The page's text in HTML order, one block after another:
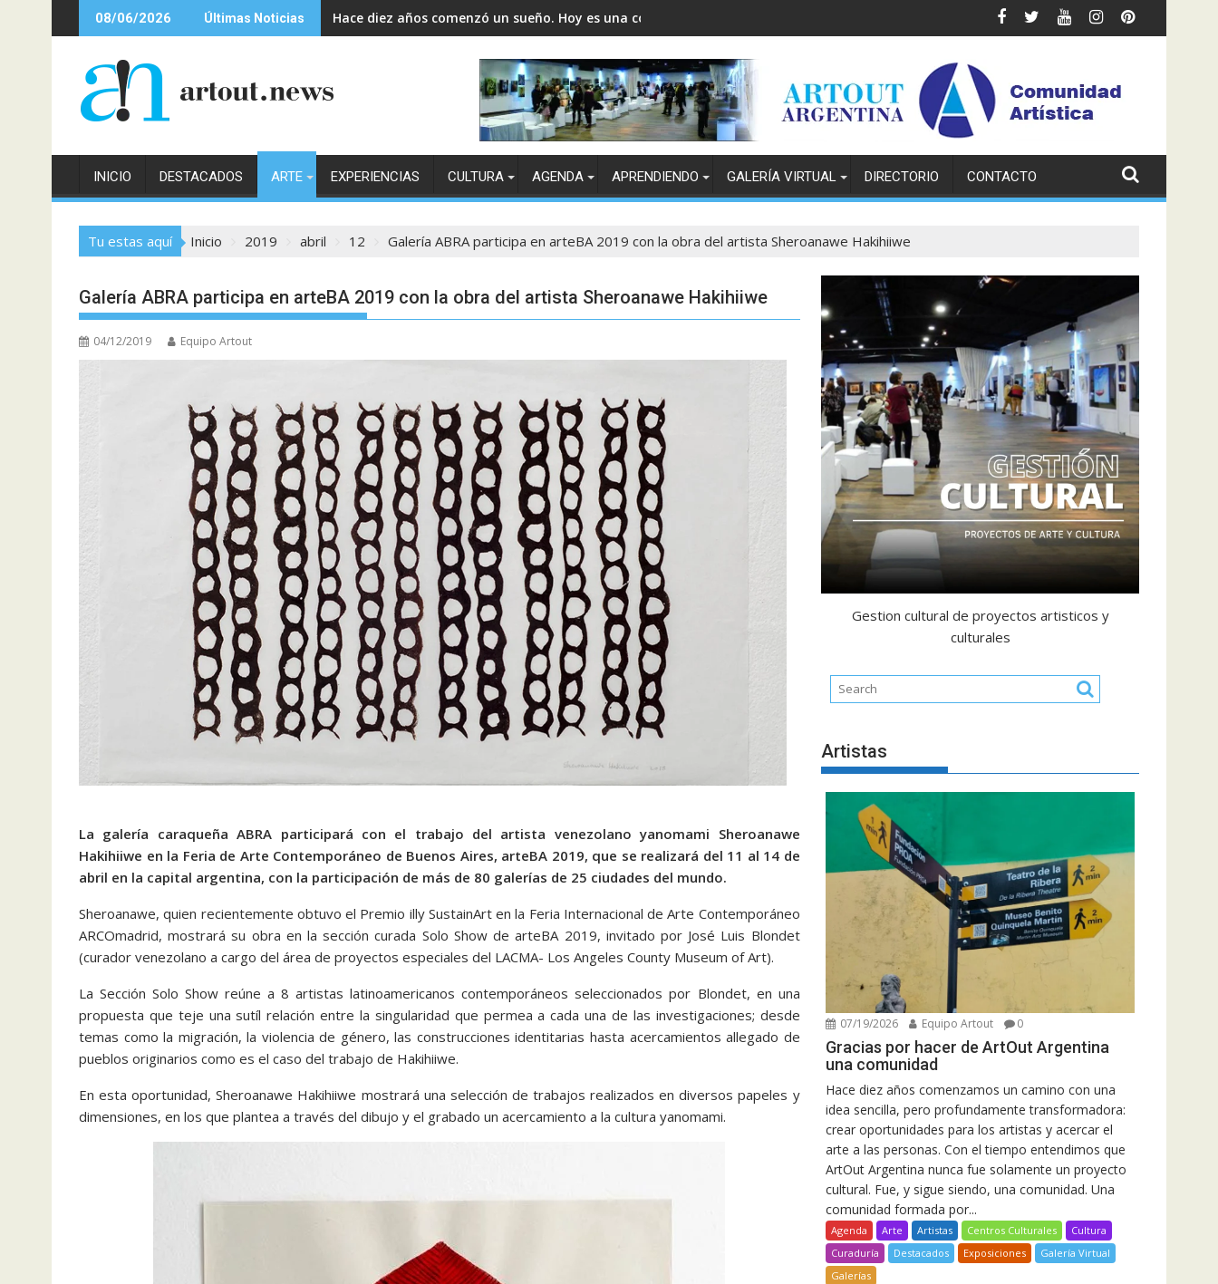
al
08/06/2026 Últimas Noticias Hace diez años comenzó un sueño. Hoy es una comunidad.
INICIO DESTACADOS ARTE EXPERIENCIAS CULTURA AGENDA APRENDIENDO GALERÍA VIRTUAL DIRECTORIO CONTACTO
Tu estas aquí Inicio 2019 abril 12 Galería ABRA participa en arteBA 2019 con la obra del artista Sheroanawe Hakihiiwe
Galería ABRA participa en arteBA 2019 con la obra del artista Sheroanawe Hakihiiwe
04/12/2019 Equipo Artout
La galería caraqueña ABRA participará con el trabajo del artista venezolano yanomami Sheroanawe
Hakihiiwe en la Feria de Arte Contemporáneo de Buenos Aires, arteBA 2019, que se realizará del 11 al 14 de
abril en la capital argentina, con la participación de más de 80 galerías de 25 ciudades del mundo.
Sheroanawe, quien recientemente obtuvo el Premio illy SustainArt en la Feria Internacional de Arte Contemporáneo
ARCOmadrid, mostrará su obra en la sección curada Solo Show de arteBA 2019, invitado por José Luis Blondet
(curador venezolano a cargo del área de proyectos especiales del LACMA- Los Angeles County Museum of Art).
La Sección Solo Show reúne a 8 artistas latinoamericanos contemporáneos seleccionados por Blondet, en una
propuesta que teje una sutíl relación entre la singularidad que permea a cada una de las investigaciones; desde
temas como la migración, la violencia de género, las construcciones identitarias hasta acercamientos allegado de
pueblos originarios como es el caso del trabajo de Hakihiiwe.
En esta oportunidad, Sheroanawe Hakihiiwe mostrará una selección de trabajos realizados en diversos papeles y
dimensiones, en los que plantea a través del dibujo y el grabado un acercamiento a la cultura yanomami.
Gestion cultural de proyectos artisticos y
culturales
Artistas
07/19/2026 Equipo Artout 0
Gracias por hacer de ArtOut Argentina
una comunidad
Hace diez años comenzamos un camino con una
idea sencilla, pero profundamente transformadora:
crear oportunidades para los artistas y acercar el
arte a las personas. Con el tiempo entendimos que
ArtOut Argentina nunca fue solamente un proyecto
cultural. Fue, y sigue siendo, una comunidad. Una
comunidad formada por...
Agenda Arte Artistas Centros Culturales
Cultura
Curaduría
Destacados Exposiciones
Galería Virtual
Galerías